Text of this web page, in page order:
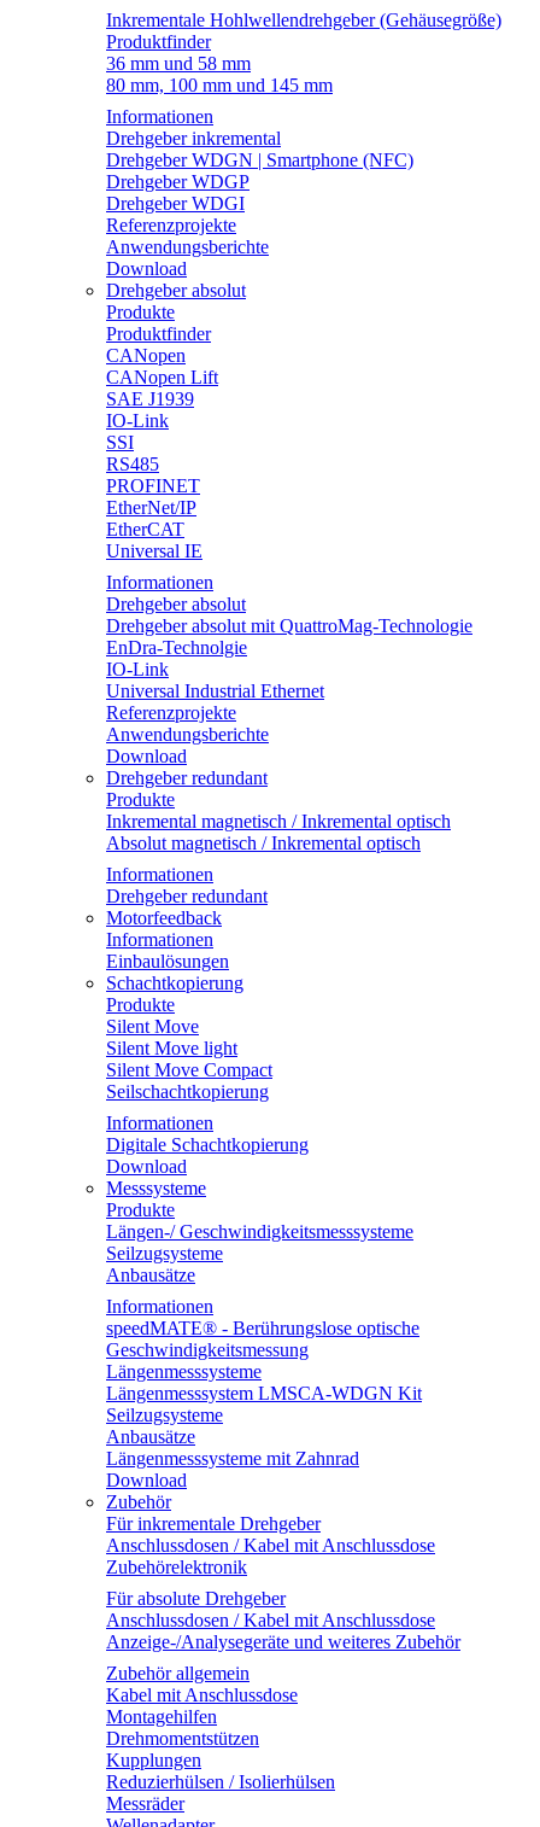
Inkrementale Hohlwellendrehgeber (Gehäusegröße)
Produktfinder
36 mm und 58 mm
80 mm, 100 mm und 145 mm
Informationen
Drehgeber inkremental
Drehgeber WDGN | Smartphone (NFC)
Drehgeber WDGP
Drehgeber WDGI
Referenzprojekte
Anwendungsberichte
Download
Drehgeber absolut
Produkte
Produktfinder
CANopen
CANopen Lift
SAE J1939
IO-Link
SSI
RS485
PROFINET
EtherNet/IP
EtherCAT
Universal IE
Informationen
Drehgeber absolut
Drehgeber absolut mit QuattroMag-Technologie
EnDra-Technolgie
IO-Link
Universal Industrial Ethernet
Referenzprojekte
Anwendungsberichte
Download
Drehgeber redundant
Produkte
Inkremental magnetisch / Inkremental optisch
Absolut magnetisch / Inkremental optisch
Informationen
Drehgeber redundant
Motorfeedback
Informationen
Einbaulösungen
Schachtkopierung
Produkte
Silent Move
Silent Move light
Silent Move Compact
Seilschachtkopierung
Informationen
Digitale Schachtkopierung
Download
Messsysteme
Produkte
Längen-/ Geschwindigkeitsmesssysteme
Seilzugsysteme
Anbausätze
Informationen
speedMATE® - Berührungslose optische
Geschwindigkeitsmessung
Längenmesssysteme
Längenmesssystem LMSCA-WDGN Kit
Seilzugsysteme
Anbausätze
Längenmesssysteme mit Zahnrad
Download
Zubehör
Für inkrementale Drehgeber
Anschlussdosen / Kabel mit Anschlussdose
Zubehörelektronik
Für absolute Drehgeber
Anschlussdosen / Kabel mit Anschlussdose
Anzeige-/Analysegeräte und weiteres Zubehör
Zubehör allgemein
Kabel mit Anschlussdose
Montagehilfen
Drehmomentstützen
Kupplungen
Reduzierhülsen / Isolierhülsen
Messräder